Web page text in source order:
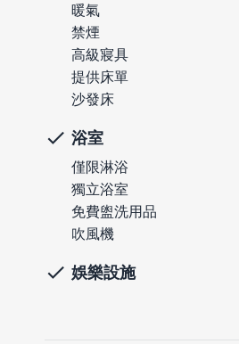
暖氣
禁煙
高級寢具
提供床單
沙發床
浴室
僅限淋浴
獨立浴室
免費盥洗用品
吹風機
娛樂設施